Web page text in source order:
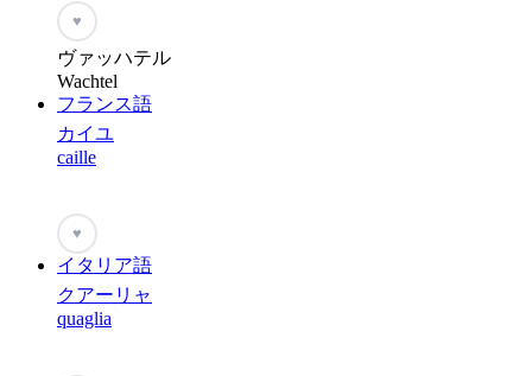
♥
ヴァッハテル
Wachtel
フランス語
カイユ
caille
♥
イタリア語
クアーリャ
quaglia